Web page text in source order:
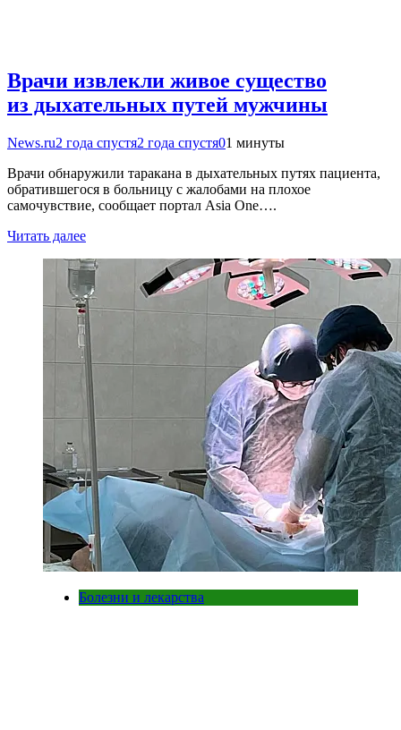
Врачи извлекли живое существо
из дыхательных путей мужчины
News.ru2 года спустя2 года спустя01 минуты
Врачи обнаружили таракана в дыхательных путях пациента,
обратившегося в больницу с жалобами на плохое
самочувствие, сообщает портал Asia One….
Читать далее
Болезни и лекарства